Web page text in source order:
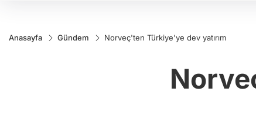
Anasayfa Gündem Norveç'ten Türkiye'ye dev yatırım